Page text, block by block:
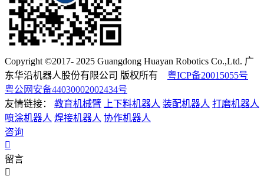
Copyright ©2017- 2025 Guangdong Huayan Robotics Co.,Ltd. 广
东华沿机器人股份有限公司 版权所有 粤ICP备20015055号
粤公网安备44030002002434号
友情链接：
教育机械臂 上下料机器人 装配机器人 打磨机器人
喷涂机器人 焊接机器人 协作机器人
咨询
留言